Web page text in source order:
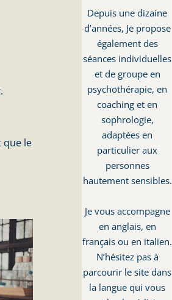
que le
Depuis une dizaine
d’années, Je propose
également des
séances individuelles
et de groupe en
psychothérapie, en
coaching et en
sophrologie,
adaptées en
particulier aux
personnes
hautement sensibles.
Je vous accompagne
en anglais, en
français ou en italien.
N’hésitez pas à
parcourir le site dans
la langue qui vous